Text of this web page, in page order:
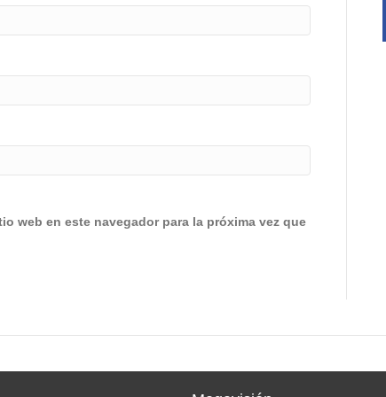
web en este navegador para la próxima vez que